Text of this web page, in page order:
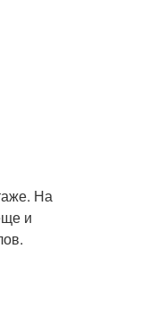
На
и